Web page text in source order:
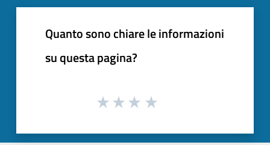
Quanto sono chiare le informazioni
su questa pagina?